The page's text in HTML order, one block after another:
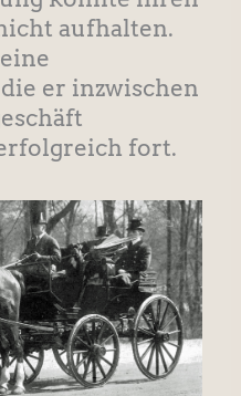
aufhalten.
er inzwischen
fort.